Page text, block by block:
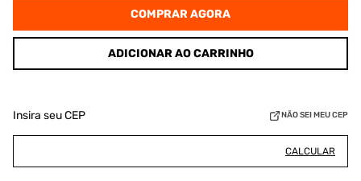
COMPRAR AGORA
ADICIONAR AO CARRINHO
Insira seu CEP NÃO SEI MEU CEP
CALCULAR